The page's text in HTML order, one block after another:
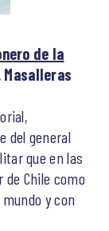
de la
del general
que en las
de Chile como
y con